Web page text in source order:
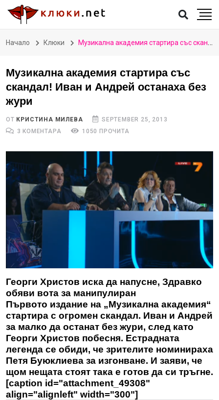
Начало Клюки Музикална академия стартира със скандал! Иван и Андрей останаха без жури
Музикална академия стартира със
скандал! Иван и Андрей останаха без
жури
ОТ КРИСТИНА МИЛЕВА
SEPTEMBER 25, 2013
3 КОМЕНТАРА
1050 ПРОЧИТА
Георги Христов иска да напусне, Здравко
обяви вота за манипулиран
Първото издание на „Музикална академия“
стартира с огромен скандал. Иван и Андрей
за малко да останат без жури, след като
Георги Христов побесня. Естрадната
легенда се обиди, че зрителите номинираха
Петя Буюклиева за изгонване. И заяви, че
щом нещата стоят така е готов да си тръгне.
[caption id="attachment_49308"
align="alignleft" width="300"]